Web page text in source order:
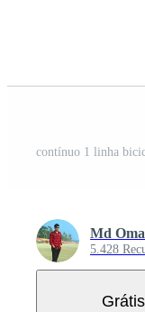
contínuo 1 linha
Md
5.428